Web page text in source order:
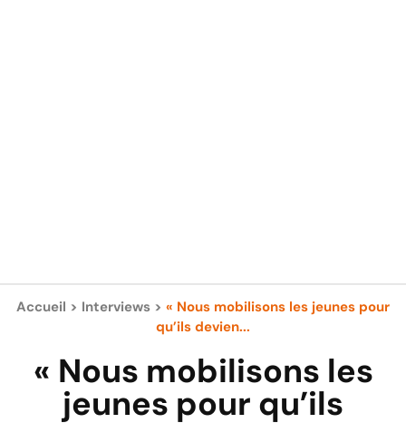
Accueil > Interviews > « Nous mobilisons les jeunes pour
qu’ils devien...
« Nous mobilisons les
jeunes pour qu’ils